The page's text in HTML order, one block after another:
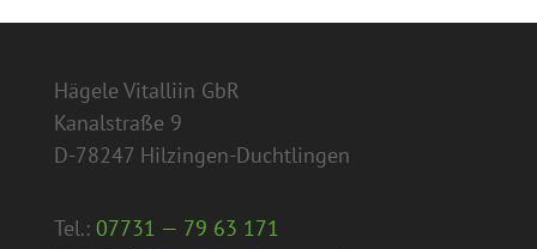
Hägele Vitalliin GbR
Kanalstraße 9
D-78247 Hilzingen-Duchtlingen
Tel.: 07731 — 79 63 171